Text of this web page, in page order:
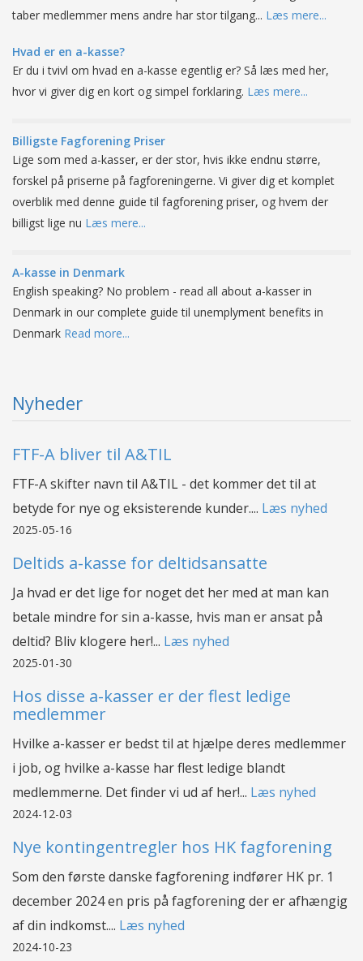
taber medlemmer mens andre har stor tilgang... Læs mere...
Hvad er en a-kasse?
Er du i tvivl om hvad en a-kasse egentlig er? Så læs med her,
hvor vi giver dig en kort og simpel forklaring. Læs mere...
Billigste Fagforening Priser
Lige som med a-kasser, er der stor, hvis ikke endnu større,
forskel på priserne på fagforeningerne. Vi giver dig et komplet
overblik med denne guide til fagforening priser, og hvem der
billigst lige nu Læs mere...
A-kasse in Denmark
English speaking? No problem - read all about a-kasser in
Denmark in our complete guide til unemplyment benefits in
Denmark Read more...
Nyheder
FTF-A bliver til A&TIL
FTF-A skifter navn til A&TIL - det kommer det til at
betyde for nye og eksisterende kunder.... Læs nyhed
2025-05-16
Deltids a-kasse for deltidsansatte
Ja hvad er det lige for noget det her med at man kan
betale mindre for sin a-kasse, hvis man er ansat på
deltid? Bliv klogere her!... Læs nyhed
2025-01-30
Hos disse a-kasser er der flest ledige
medlemmer
Hvilke a-kasser er bedst til at hjælpe deres medlemmer
i job, og hvilke a-kasse har flest ledige blandt
medlemmerne. Det finder vi ud af her!... Læs nyhed
2024-12-03
Nye kontingentregler hos HK fagforening
Som den første danske fagforening indfører HK pr. 1
december 2024 en pris på fagforening der er afhængig
af din indkomst.... Læs nyhed
2024-10-23